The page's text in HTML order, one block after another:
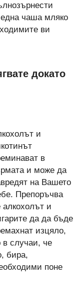
чаша мляко
ви
докато
и
в
и може да
на Вашето
Препоръчва
алкохолът и
да да бъде
изцяло,
в случаи, че
бира,
поне